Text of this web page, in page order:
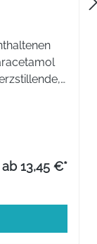
ab 13,45 €*